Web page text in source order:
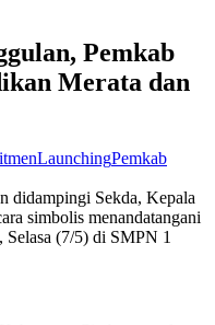
Pemkab
Merata dan
LaunchingPemkab
didampingi Sekda, Kepala
simbolis menandatangani
Selasa (7/5) di SMPN 1